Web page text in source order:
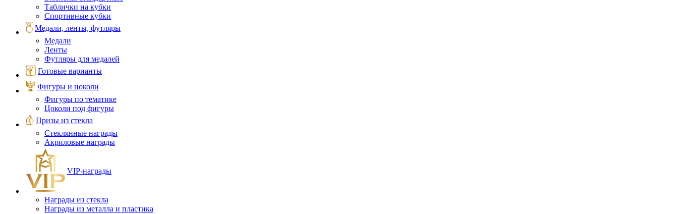
Таблички на кубки
Спортивные кубки
Медали, ленты, футляры
Медали
Ленты
Футляры для медалей
Готовые варианты
Фигуры и цоколи
Фигуры по тематике
Цоколи под фигуры
Призы из стекла
Стеклянные награды
Акриловые награды
VIP‑награды
Награды из стекла
Награды из металла и пластика